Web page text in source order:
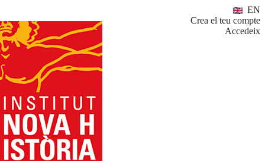
EN
Crea el teu compte
Accedeix